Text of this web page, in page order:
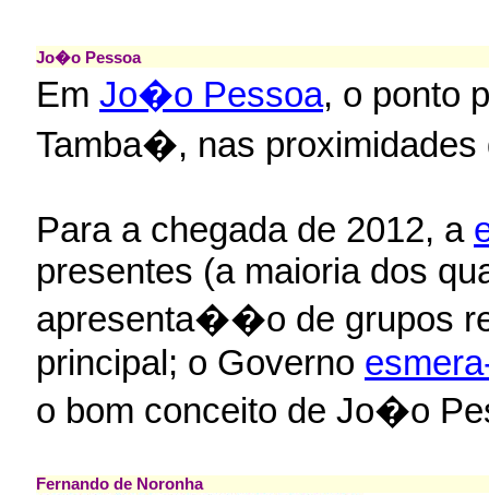
Jo�o Pessoa
Em Jo�o Pessoa, o ponto
Tamba�, nas
Para a chegada de 2012, a
presentes (a maioria dos
apresenta��o de grupos
principal; o Governo
o bom conceito de Jo�o
Fernando de Noronha